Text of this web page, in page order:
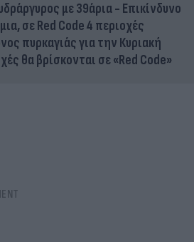
με 39άρια - Επικίνδυνο
σε Red Code 4 περιοχές
πυρκαγιάς για την Κυριακή
θα βρίσκονται σε «Red Code»